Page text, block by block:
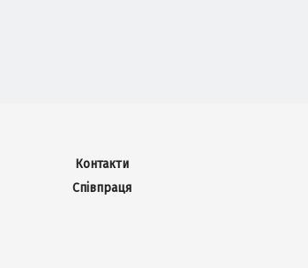
Контакти
Співпраця